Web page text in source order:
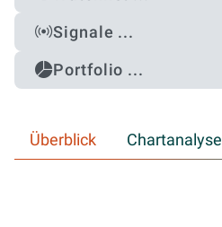
Signale ...
Portfolio ...
Überblick Chartanalyse